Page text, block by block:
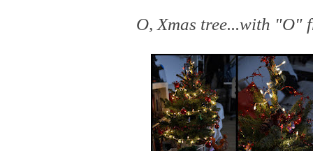
O, Xmas tree...with "O"